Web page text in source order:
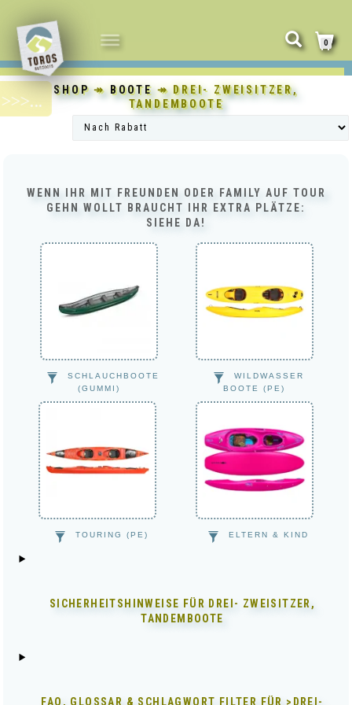
NAVIGATION
UMSCHALTEN
0
SHOP↠ BOOTE↠ DREI- ZWEISITZER,
TANDEMBOOTE
WENN IHR MIT FREUNDEN ODER FAMILY AUF TOUR
GEHN WOLLT BRAUCHT IHR EXTRA PLÄTZE:
SIEHE DA!
SCHLAUCHBOOTE
(GUMMI)
WILDWASSER
BOOTE (PE)
TOURING (PE) ELTERN & KIND
SICHERHEITSHINWEISE FÜR DREI- ZWEISITZER,
TANDEMBOOTE
FAQ, GLOSSAR & SCHLAGWORT FILTER FÜR >DREI-